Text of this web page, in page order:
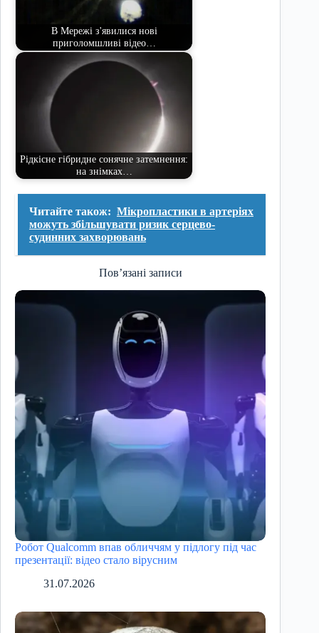
В Мережі з'явилися нові
приголомшливі відео…
Рідкісне гібридне сонячне затемнення:
на знімках…
Читайте також: Мікропластики в артеріях
можуть збільшувати ризик серцево-
судинних захворювань
Пов’язані записи
Робот Qualcomm впав обличчям у підлогу під час
презентації: відео стало вірусним
31.07.2026